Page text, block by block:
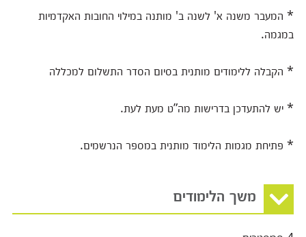
* המעבר משנה א' לשנה ב' מותנה במילוי החובות האקדמיות
במגמה.
* הקבלה ללימודים מותנית בסיום הסדר התשלום למכללה
* יש להתעדכן בדרישות מה”ט מעת לעת.
* פתיחת מגמות הלימוד מותנית במספר הנרשמים.
משך הלימודים